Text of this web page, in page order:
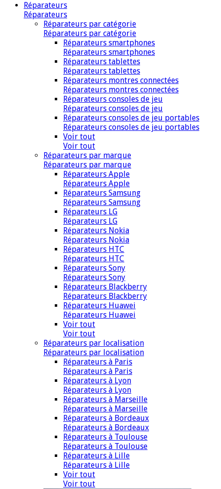
Réparateurs
Réparateurs
Réparateurs par catégorie
Réparateurs par catégorie
Réparateurs smartphones
Réparateurs smartphones
Réparateurs tablettes
Réparateurs tablettes
Réparateurs montres connectées
Réparateurs montres connectées
Réparateurs consoles de jeu
Réparateurs consoles de jeu
Réparateurs consoles de jeu portables
Réparateurs consoles de jeu portables
Voir tout
Voir tout
Réparateurs par marque
Réparateurs par marque
Réparateurs Apple
Réparateurs Apple
Réparateurs Samsung
Réparateurs Samsung
Réparateurs LG
Réparateurs LG
Réparateurs Nokia
Réparateurs Nokia
Réparateurs HTC
Réparateurs HTC
Réparateurs Sony
Réparateurs Sony
Réparateurs Blackberry
Réparateurs Blackberry
Réparateurs Huawei
Réparateurs Huawei
Voir tout
Voir tout
Réparateurs par localisation
Réparateurs par localisation
Réparateurs à Paris
Réparateurs à Paris
Réparateurs à Lyon
Réparateurs à Lyon
Réparateurs à Marseille
Réparateurs à Marseille
Réparateurs à Bordeaux
Réparateurs à Bordeaux
Réparateurs à Toulouse
Réparateurs à Toulouse
Réparateurs à Lille
Réparateurs à Lille
Voir tout
Voir tout